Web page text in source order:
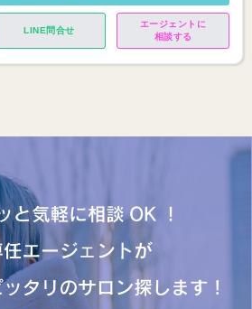
LINE問合せ
エージェントに
相談する